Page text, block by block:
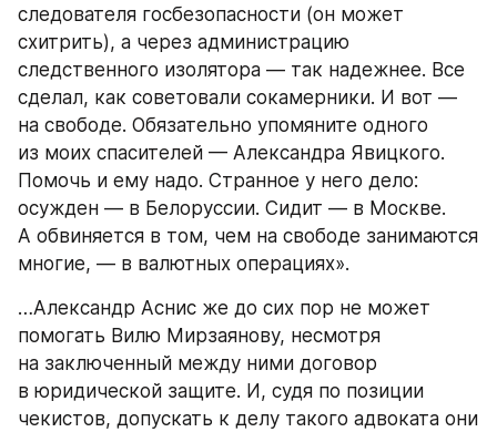
следователя госбезопасности (он может
схитрить), а через администрацию
следственного изолятора — так надежнее. Все
сделал, как советовали сокамерники. И вот —
на свободе. Обязательно упомяните одного
из моих спасителей — Александра Явицкого.
Помочь и ему надо. Странное у него дело:
осужден — в Белоруссии. Сидит — в Москве.
А обвиняется в том, чем на свободе занимаются
многие, — в валютных операциях».
…Александр Аснис же до сих пор не может
помогать Вилю Мирзаянову, несмотря
на заключенный между ними договор
в юридической защите. И, судя по позиции
чекистов, допускать к делу такого адвоката они